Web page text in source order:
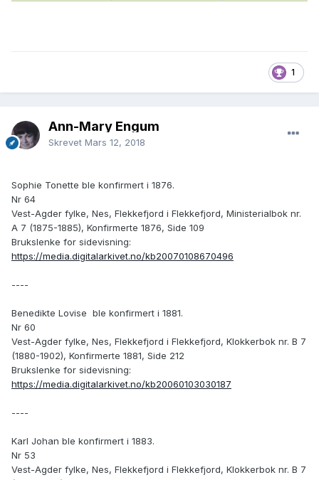
1
Ann-Mary Engum
Skrevet Mars 12, 2018
Sophie Tonette ble konfirmert i 1876.
Nr 64
Vest-Agder fylke, Nes, Flekkefjord i Flekkefjord, Ministerialbok nr.
A 7 (1875-1885), Konfirmerte 1876, Side 109
Brukslenke for sidevisning:
https://media.digitalarkivet.no/kb20070108670496
----
Benedikte Lovise ble konfirmert i 1881.
Nr 60
Vest-Agder fylke, Nes, Flekkefjord i Flekkefjord, Klokkerbok nr. B 7
(1880-1902), Konfirmerte 1881, Side 212
Brukslenke for sidevisning:
https://media.digitalarkivet.no/kb20060103030187
----
Karl Johan ble konfirmert i 1883.
Nr 53
Vest-Agder fylke, Nes, Flekkefjord i Flekkefjord, Klokkerbok nr. B 7